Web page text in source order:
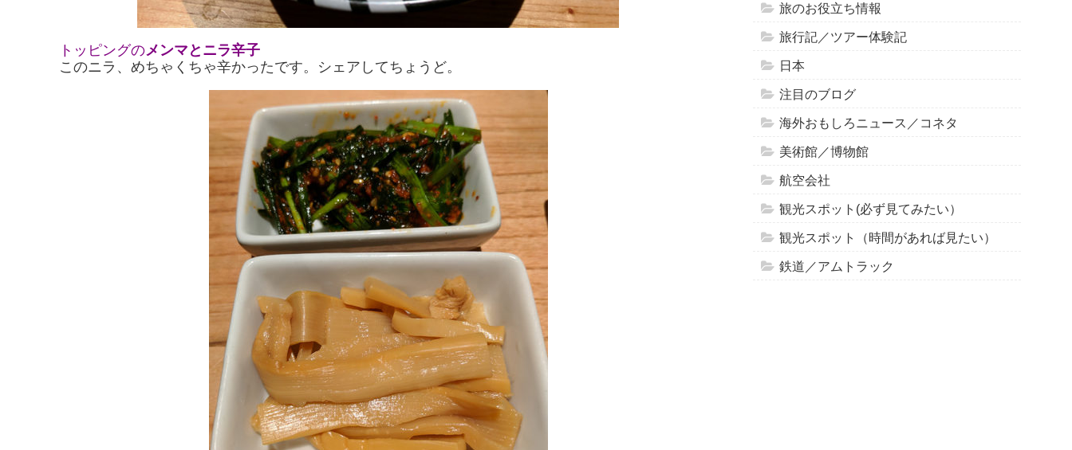
トッピングのメンマとニラ辛子
このニラ、めちゃくちゃ辛かったです。シェアしてちょうど。
旅のお役立ち情報
旅行記／ツアー体験記
日本
注目のブログ
海外おもしろニュース／コネタ
美術館／博物館
航空会社
観光スポット(必ず見てみたい）
観光スポット（時間があれば見たい）
鉄道／アムトラック